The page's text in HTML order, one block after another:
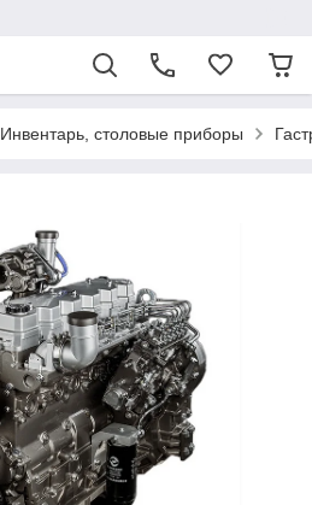
Инвентарь, столовые приборы